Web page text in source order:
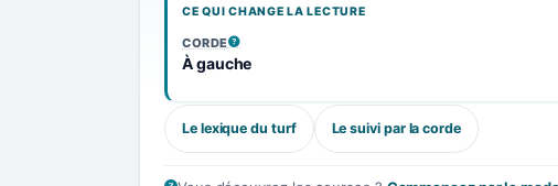
CE QUI CHANGE LA LECTURE
CORDE
, VOIR LA DÉFINITION
À gauche
Le lexique du turf Le suivi par la corde